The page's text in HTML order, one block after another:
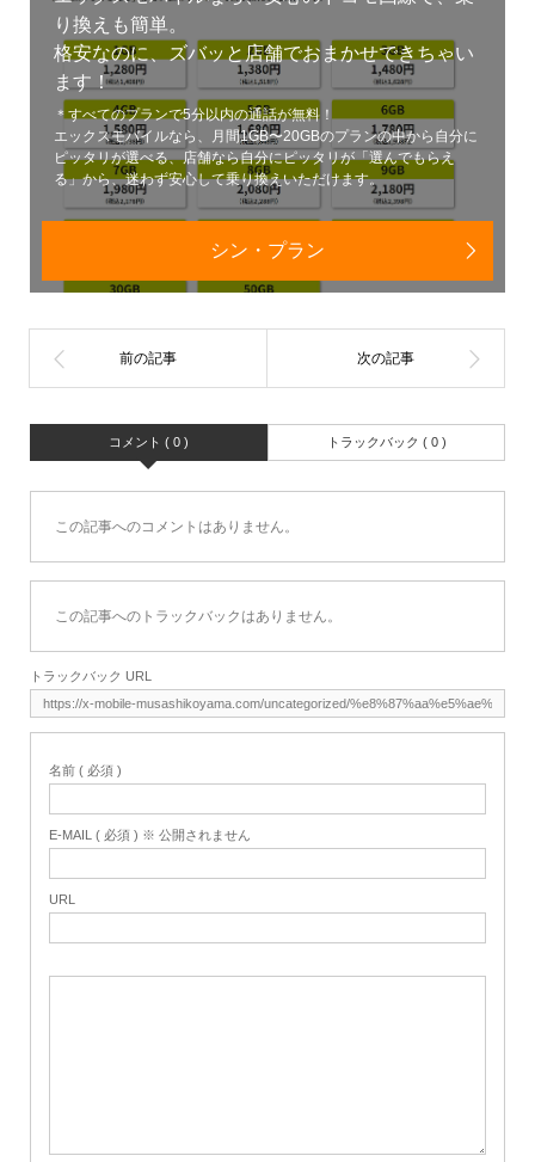
り換えも簡単。
格安なのに、ズバッと店舗でおまかせできちゃい
ます！
＊すべてのプランで5分以内の通話が無料！
エックスモバイルなら、月間1GB〜20GBのプランの中から自分に
ピッタリが選べる、店舗なら自分にピッタリが「選んでもらえ
る」から、迷わず安心して乗り換えいただけます。
シン・プラン
コメント ( 0 ) トラックバック ( 0 )
この記事へのコメントはありません。
この記事へのトラックバックはありません。
トラックバック URL
名前 ( 必須 )
E-MAIL ( 必須 ) ※ 公開されません
URL